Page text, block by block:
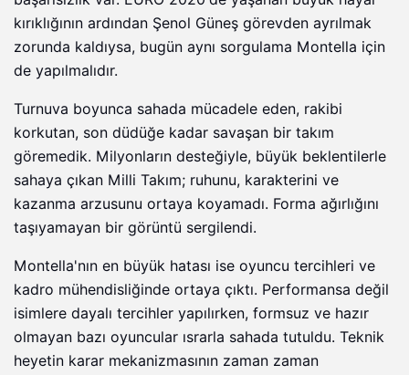
kırıklığının ardından Şenol Güneş görevden ayrılmak
zorunda kaldıysa, bugün aynı sorgulama Montella için
de yapılmalıdır.
Turnuva boyunca sahada mücadele eden, rakibi
korkutan, son düdüğe kadar savaşan bir takım
göremedik. Milyonların desteğiyle, büyük beklentilerle
sahaya çıkan Milli Takım; ruhunu, karakterini ve
kazanma arzusunu ortaya koyamadı. Forma ağırlığını
taşıyamayan bir görüntü sergilendi.
Montella'nın en büyük hatası ise oyuncu tercihleri ve
kadro mühendisliğinde ortaya çıktı. Performansa değil
isimlere dayalı tercihler yapılırken, formsuz ve hazır
olmayan bazı oyuncular ısrarla sahada tutuldu. Teknik
heyetin karar mekanizmasının zaman zaman